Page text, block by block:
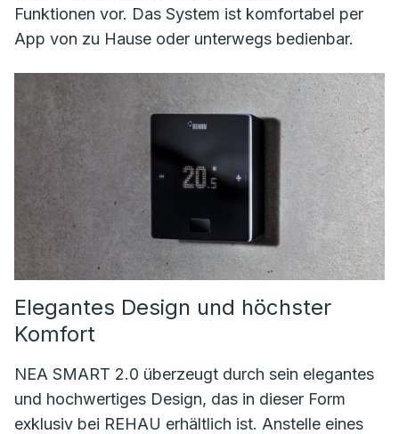
Funktionen vor. Das System ist komfortabel per
App von zu Hause oder unterwegs bedienbar.
Elegantes Design und höchster
Komfort
NEA SMART 2.0 überzeugt durch sein elegantes
und hochwertiges Design, das in dieser Form
exklusiv bei REHAU erhältlich ist. Anstelle eines